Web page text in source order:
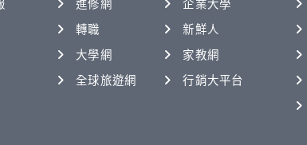
進修網
企業大學
轉職
新鮮人
大學網
家教網
全球旅遊網
行銷大平台